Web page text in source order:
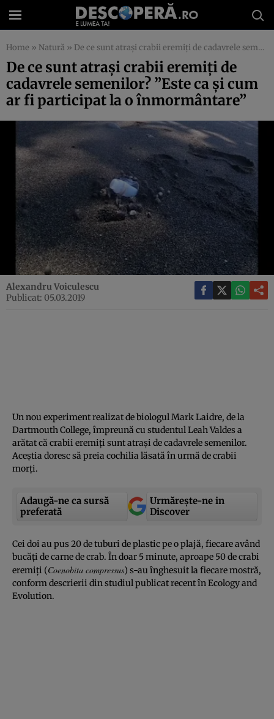
Home » Natură » De ce sunt atraşi crabii eremiţi de cadavrele semenilor? ”Este ca şi cum ar fi participat la o înmormântare”
De ce sunt atraşi crabii eremiţi de
cadavrele semenilor? ”Este ca şi cum
ar fi participat la o înmormântare”
Alexandru Voiculescu
Publicat: 05.03.2019
Un nou experiment realizat de biologul Mark Laidre, de la
Dartmouth College, împreună cu studentul Leah Valdes a
arătat că crabii eremiţi sunt atraşi de cadavrele semenilor.
Aceştia doresc să preia cochilia lăsată în urmă de crabii
morţi.
Adaugă-ne ca sursă
preferată
Urmărește-ne in
Discover
Cei doi au pus 20 de tuburi de plastic pe o plajă, fiecare având
bucăţi de carne de crab. În doar 5 minute, aproape 50 de crabi
eremiţi (Coenobita compressus) s-au înghesuit la fiecare mostră,
conform descrierii din studiul publicat recent în Ecology and
Evolution.